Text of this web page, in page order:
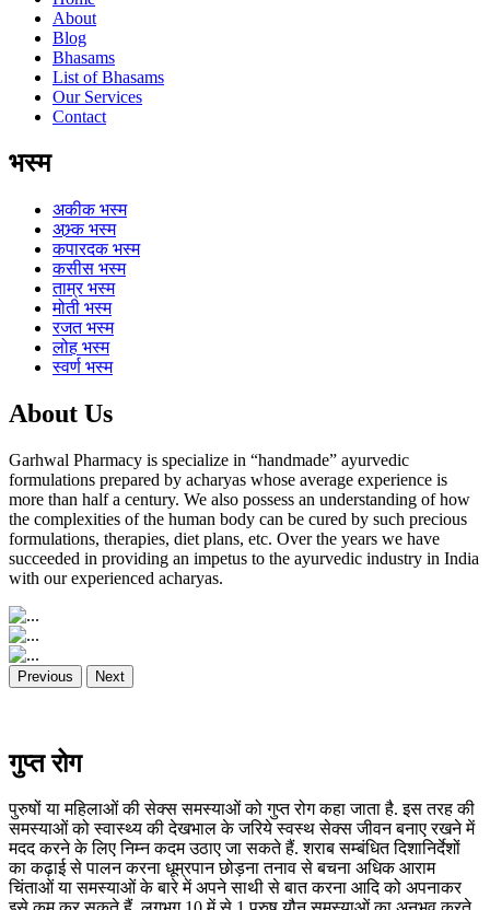
About
Blog
Bhasams
List of Bhasams
Our Services
Contact
भस्म
अकीकभस्म
अभ्र्क भस्म
कपारदक भस्म
कसीस भस्म
ताम्र भस्म
मोती भस्म
रजत भस्म
लोह भस्म
स्वर्ण भस्म
About Us
Garhwal Pharmacy is specialize in “handmade” ayurvedic
formulations prepared by acharyas whose average experience is
more than half a century. We also possess an understanding of how
the complexities of the human body can be cured by such precious
formulations, therapies, diet plans, etc. Over the years we have
succeeded in providing an impetus to the ayurvedic industry in India
with our experienced acharyas.
Previous Next
गुप्त रोग
पुरुषों या महिलाओं की सेक्स समस्याओं को गुप्त रोग कहा जाता है. इस तरह की
समस्याओं को स्वास्थ्य की देखभाल के जरिये स्वस्थ सेक्स जीवन बनाए रखने में
मदद करने के लिए निम्न कदम उठाए जा सकते हैं. शराब सम्बंधित दिशानिर्देशों
का कढ़ाई से पालन करना धूम्रपान छोड़ना तनाव से बचना अधिक आराम
चिंताओं या समस्याओं के बारे में अपने साथी से बात करना आदि को अपनाकर